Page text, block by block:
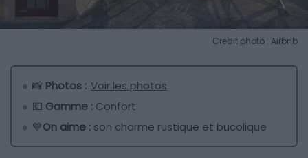
Crédit photo : Airbnb
📸 Photos : Voir les photos
💶 Gamme : Confort
💙On aime : son charme rustique et bucolique